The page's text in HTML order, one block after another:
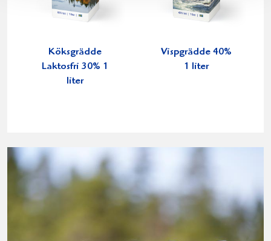
Köksgrädde
Laktosfri 30% 1
liter
Vispgrädde 40%
1 liter